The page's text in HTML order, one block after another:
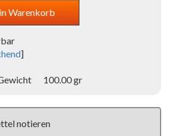
]
100.00 gr
notieren